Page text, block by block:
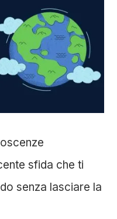
sfida che ti
senza lasciare la